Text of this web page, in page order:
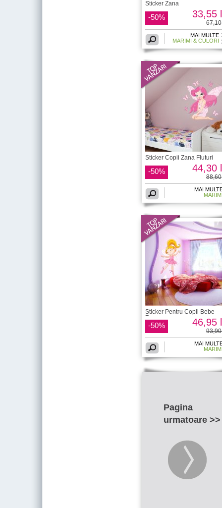
Sticker Zana
-50% 33,55
MAI MULTE
MARIMI & CULORI
Sticker Copii Zana Fluturi
-50% 44,30
MAI
Sticker Pentru Copii Bebe
Zana
-50% 46,95
MAI
Pagina
urmatoare >>